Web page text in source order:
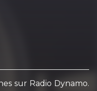
sur Radio Dynamo.